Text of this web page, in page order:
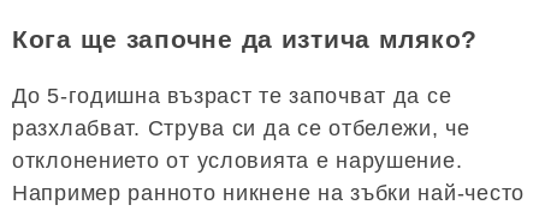
Кога ще започне да изтича мляко?
До 5-годишна възраст те започват да се
разхлабват. Струва си да се отбележи, че
отклонението от условията е нарушение.
Например ранното никнене на зъбки най-често